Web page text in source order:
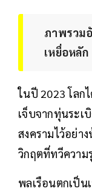
ภาพรวม
เหยื่อหลัก
ในปี 2023 โลก
เจ็บจากทุ่นระเ
สงครามไว้อย่า
วิกฤตที่ทวีความ
พลเรือนตกเป็น